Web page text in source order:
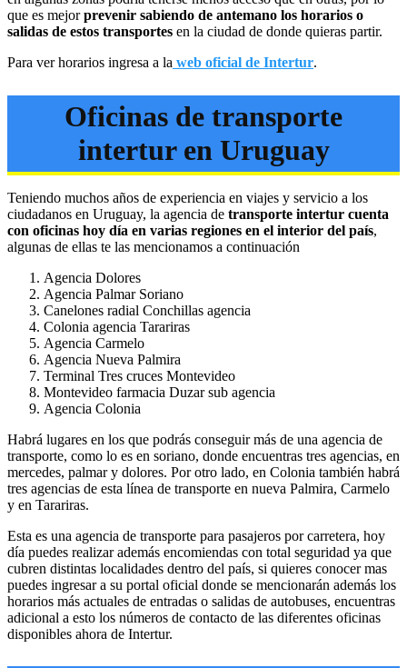
que es mejorprevenir sabiendo de antemano los horarios o
salidas de estos transportes en la ciudad de donde quieras partir.
Para ver horarios ingresa a la web oficial de Intertur.
Oficinas de transporte
intertur en Uruguay
Teniendo muchos años de experiencia en viajes y servicio a los
ciudadanos en Uruguay, la agencia de transporte intertur cuenta
con oficinas hoy día en varias regiones en el interior del país,
algunas de ellas te las mencionamos a continuación
Agencia Dolores
Agencia Palmar Soriano
Canelones radial Conchillas agencia
Colonia agencia Tarariras
Agencia Carmelo
Agencia Nueva Palmira
Terminal Tres cruces Montevideo
Montevideo farmacia Duzar sub agencia
Agencia Colonia
Habrá lugares en los que podrás conseguir más de una agencia de
transporte, como lo es en soriano, donde encuentras tres agencias, en
mercedes, palmar y dolores. Por otro lado, en Colonia también habrá
tres agencias de esta línea de transporte en nueva Palmira, Carmelo
y en Tarariras.
Esta es una agencia de transporte para pasajeros por carretera, hoy
día puedes realizar además encomiendas con total seguridad ya que
cubren distintas localidades dentro del país, si quieres conocer mas
puedes ingresar a su portal oficial donde se mencionarán además los
horarios más actuales de entradas o salidas de autobuses, encuentras
adicional a esto los números de contacto de las diferentes oficinas
disponibles ahora de Intertur.